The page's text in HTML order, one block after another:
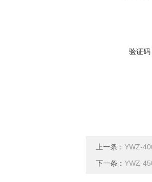
验证码
上一条： YWZ-
下一条： YWZ-